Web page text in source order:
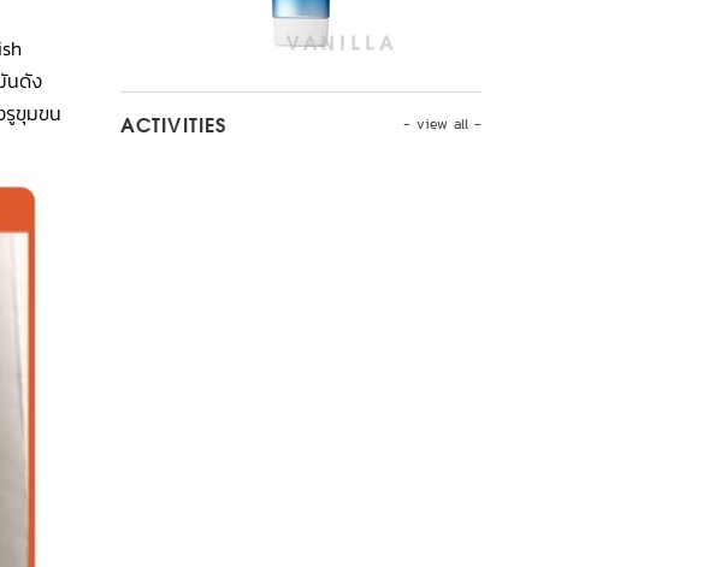
นดัง
รูขุมขน
- view all -
ACTIVITIES